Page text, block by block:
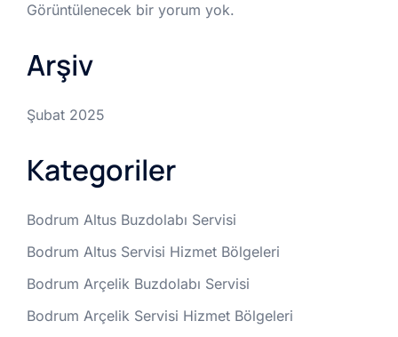
Görüntülenecek bir yorum yok.
Arşiv
Şubat 2025
Kategoriler
Bodrum Altus Buzdolabı Servisi
Bodrum Altus Servisi Hizmet Bölgeleri
Bodrum Arçelik Buzdolabı Servisi
Bodrum Arçelik Servisi Hizmet Bölgeleri